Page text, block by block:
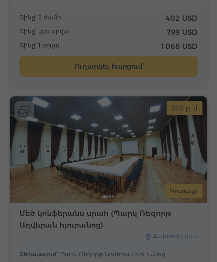
Գինը՝ 2 ժամի 402 USD
Գինը՝ կես օրվա 799 USD
Գինը՝ 1 օրվա 1 068 USD
Ուղարկել հարցում
Կոտայք
220 ք. մ
Մեծ կոնֆերանս սրահ (Պարկ Ռեզորթ
Աղվերան հյուրանոց)
Քարտեզի վրա
Տեղակայում՝ Պարկ Ռեզորթ Աղվերան հյուրանոց